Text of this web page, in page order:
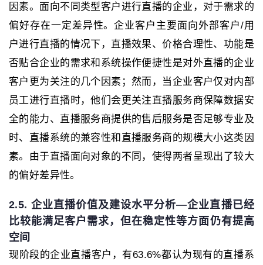
因素。面向不同类型客户进行直播的企业，对于需求的
偏好存在一定差异性。企业客户主要面向外部客户/用
户进行直播的情况下，直播效果、价格合理性、功能是
否贴合企业的需求和系统操作便捷性是对外直播的企业
客户更为关注的几个因素；然而，当企业客户仅对内部
员工进行直播时，他们会更关注直播服务商保障数据安
全的能力、直播服务商提供的售后服务是否足够专业及
时、直播系统的兼容性和直播服务商的规模大小这类因
素。由于直播面向对象的不同，使得两者呈现出了较大
的偏好差异性。
2.5. 企业直播价值及建设水平分析—企业直播已经
比较能满足客户需求，但在稳定性等方面仍有提高
空间
现阶段的企业直播客户，有63.6%都认为现有的直播系